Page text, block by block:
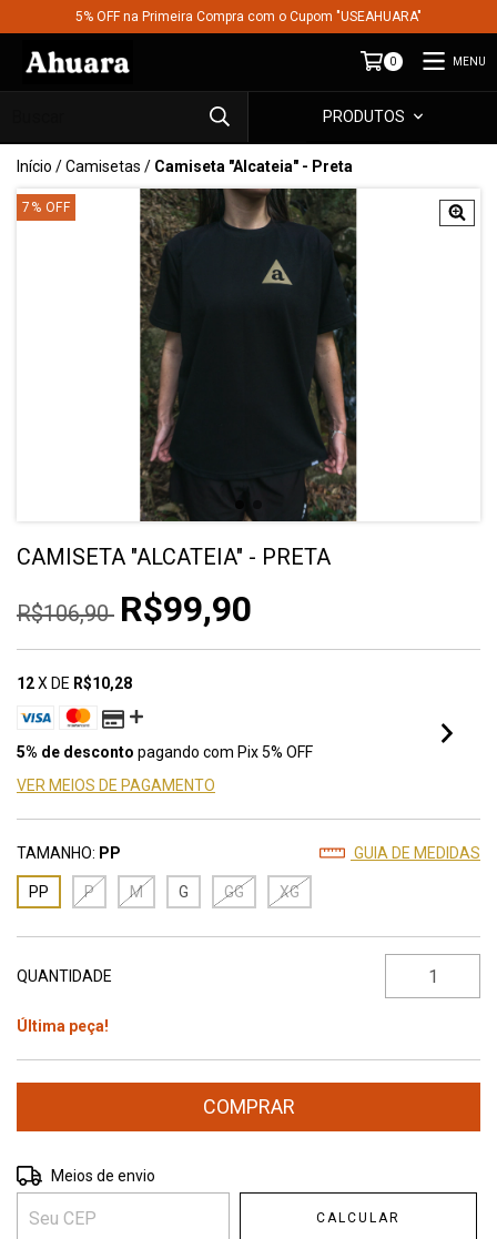
5% OFF na Primeira Compra com o Cupom "USEAHUARA"
0 MENU
PRODUTOS
Início /Camisetas / Camiseta "Alcateia" - Preta
7 % OFF
CAMISETA "ALCATEIA" - PRETA
R$106,90 R$99,90
12X DE R$10,28
5% de desconto pagando com Pix 5% OFF
VER MEIOS DE PAGAMENTO
TAMANHO: PP GUIA DE MEDIDAS
PP P M G GG XG
QUANTIDADE
Última peça!
Entregas para o CEP:
Meios de envio
CALCULAR